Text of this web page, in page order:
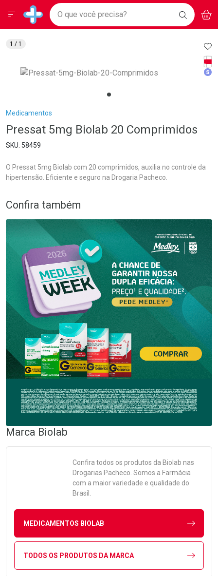
Drogarias Pacheco
Baixe nosso APP e aproveite Ofertas Exclusivas!
BAIXE
O APP
Ir direto para a home
pela página
Ir direto para o conteúdo
Ir direto para a busca
Ir direto para a conta
Ir direto para a notificações
Ir direto para o carrinho
Faça a sua busca
O que você precisa? BUSCAR
Menu
Breadcrumb
Medicamentos
Pressat 5mg Biolab 20 Comprimidos
58459
O Pressat 5mg Biolab com 20 comprimidos, auxilia no controle da
hipertensão. Eficiente e seguro na Drogaria Pacheco.
1 / 1
Confira também
Marca Biolab
Confira todos os produtos da Biolab nas
Drogarias Pacheco. Somos a Farmácia
com a maior variedade e qualidade do
Brasil.
MEDICAMENTOS BIOLAB
TODOS OS PRODUTOS DA MARCA